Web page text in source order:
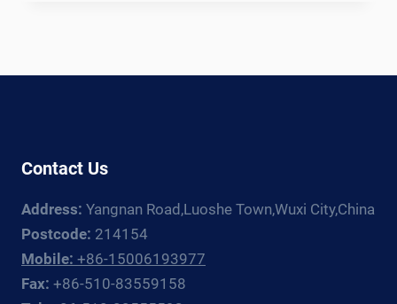
INDUSTRY{:}
{:ES}LÍNEA
DE
SOLDADURA
DE
Contact Us
Address: Yangnan Road,Luoshe Town,Wuxi City,China
Postcode: 214154
Mobile: +86-15006193977
Fax: +86-510-83559158